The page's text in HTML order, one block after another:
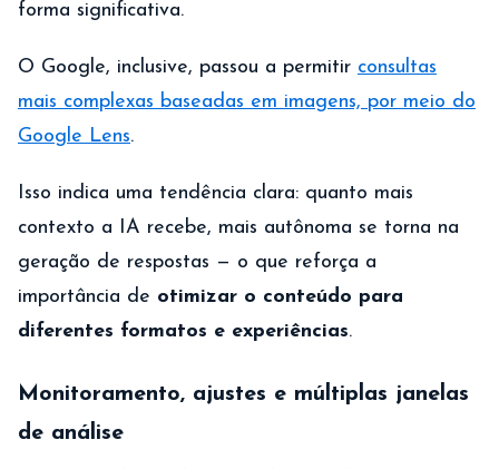
forma significativa.
O Google, inclusive, passou a permitir consultas
mais complexas baseadas em imagens, por meio do
Google Lens.
Isso indica uma tendência clara: quanto mais
contexto a IA recebe, mais autônoma se torna na
geração de respostas — o que reforça a
importância de otimizar o conteúdo para
diferentes formatos e experiências.
Monitoramento, ajustes e múltiplas janelas
de análise